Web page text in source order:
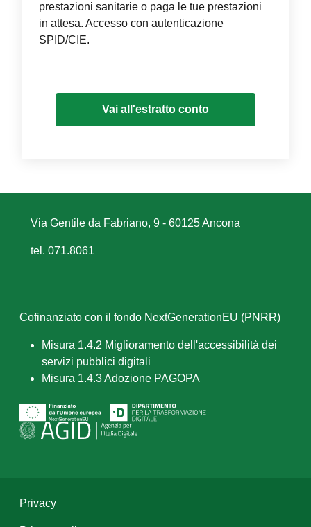
prestazioni sanitarie o paga le tue prestazioni
in attesa. Accesso con autenticazione
SPID/CIE.
Vai all'estratto conto
Via Gentile da Fabriano, 9 - 60125 Ancona
tel. 071.8061
Cofinanziato con il fondo NextGenerationEU (PNRR)
Misura 1.4.2 Miglioramento dell'accessibilità dei
servizi pubblici digitali
Misura 1.4.3 Adozione PAGOPA
Privacy